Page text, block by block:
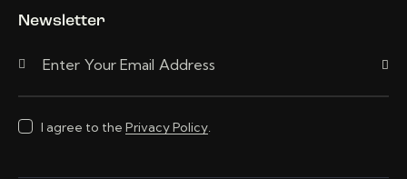
Newsletter
I agree to the Privacy Policy